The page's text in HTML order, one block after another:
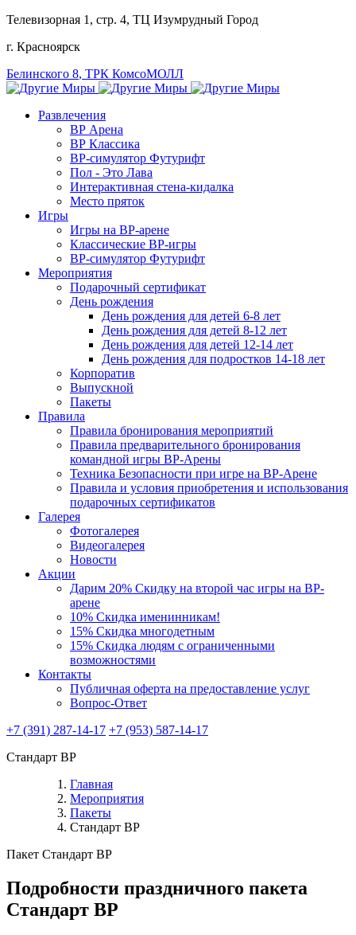
Телевизорная 1, стр. 4, ТЦ Изумрудный Город
г. Красноярск
Белинского 8, ТРК КомсоМОЛЛ
Развлечения
ВР Арена
ВР Классика
ВР-симулятор Футурифт
Пол - Это Лава
Интерактивная стена-кидалка
Место пряток
Игры
Игры на ВР-арене
Классические ВР-игры
ВР-симулятор Футурифт
Мероприятия
Подарочный сертификат
День рождения
День рождения для детей 6-8 лет
День рождения для детей 8-12 лет
День рождения для детей 12-14 лет
День рождения для подростков 14-18 лет
Корпоратив
Выпускной
Пакеты
Правила
Правила бронирования мероприятий
Правила предварительного бронирования
командной игры ВР-Арены
Техника Безопасности при игре на ВР-Арене
Правила и условия приобретения и использования
подарочных сертификатов
Галерея
Фотогалерея
Видеогалерея
Новости
Акции
Дарим 20% Скидку на второй час игры на ВР-
арене
10% Скидка именинникам!
15% Скидка многодетным
15% Скидка людям с ограниченными
возможностями
Контакты
Публичная оферта на предоставление услуг
Вопрос-Ответ
+7 (391) 287-14-17 +7 (953) 587-14-17
Стандарт ВР
Главная
Мероприятия
Пакеты
Стандарт ВР
Пакет Стандарт ВР
Подробности праздничного пакета
Стандарт ВР